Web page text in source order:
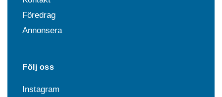
Föredrag
Annonsera
Följ oss
Instagram